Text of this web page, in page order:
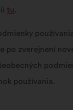
tu.
po zverejnení
používania.